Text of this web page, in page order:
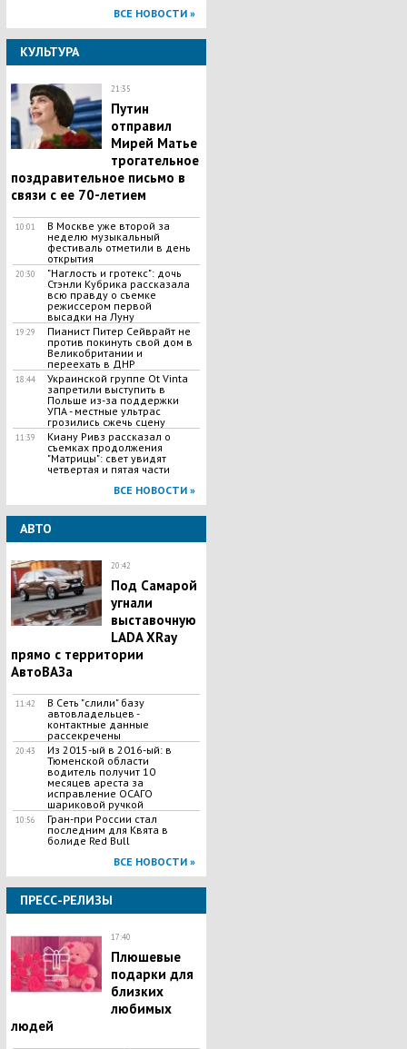
ВСЕ НОВОСТИ »
КУЛЬТУРА
21:35
Путин
отправил
Мирей Матье
трогательное
поздравительное письмо в
связи с ее 70-летием
10:01
В Москве уже второй за
неделю музыкальный
фестиваль отметили в день
открытия
20:30
"Наглость и гротекс": дочь
Стэнли Кубрика рассказала
всю правду о съемке
режиссером первой
высадки на Луну
19:29
Пианист Питер Сейврайт не
против покинуть свой дом в
Великобритании и
переехать в ДНР
18:44
Украинской группе Ot Vinta
запретили выступить в
Польше из-за поддержки
УПА - местные ультрас
грозились сжечь сцену
11:39
Киану Ривз рассказал о
съемках продолжения
"Матрицы": свет увидят
четвертая и пятая части
ВСЕ НОВОСТИ »
АВТО
20:42
Под Самарой
угнали
выставочную
LADA XRay
прямо с территории
АвтоВАЗа
11:42
В Сеть "слили" базу
автовладельцев -
контактные данные
рассекречены
20:43
Из 2015-ый в 2016-ый: в
Тюменской области
водитель получит 10
месяцев ареста за
исправление ОСАГО
шариковой ручкой
10:56
Гран-при России стал
последним для Квята в
болиде Red Bull
ВСЕ НОВОСТИ »
ПРЕСС-РЕЛИЗЫ
17:40
Плюшевые
подарки для
близких
любимых
людей